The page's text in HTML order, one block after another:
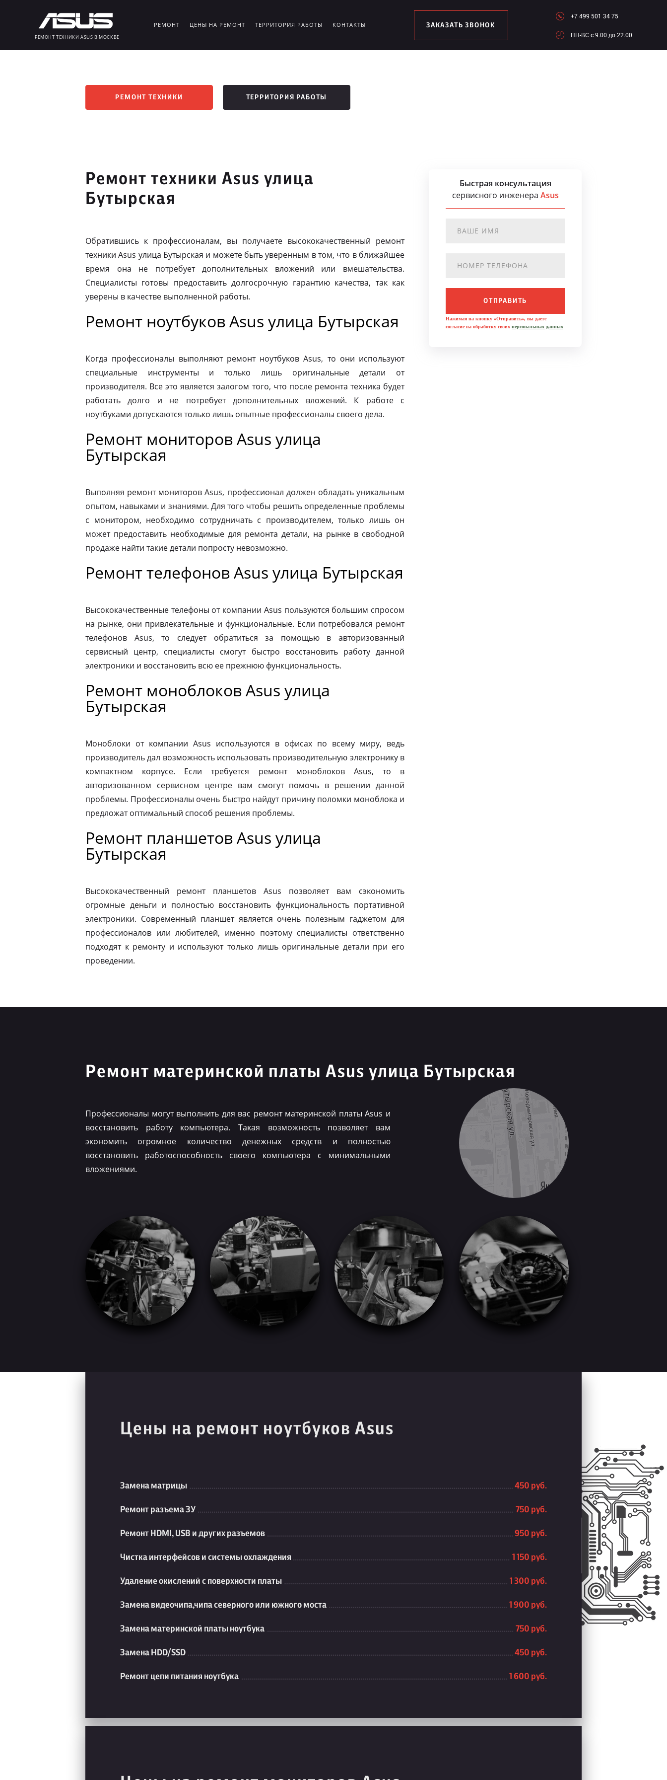
РЕМОНТ ТЕХНИКИ ASUS В МОСКВЕ
РЕМОНТ ЦЕНЫ НА РЕМОНТ ТЕРРИТОРИЯ РАБОТЫ КОНТАКТЫ ЗАКАЗАТЬ ЗВОНОК
+7 499 501 34 75
ПН-ВC c 9.00 до 22.00
РЕМОНТ ТЕХНИКИ ТЕРРИТОРИЯ РАБОТЫ
Ремонт техники Asus улица
Бутырская
Обратившись к профессионалам, вы получаете высококачественный ремонт
техники Asus улица Бутырская и можете быть уверенным в том, что в ближайшее
время она не потребует дополнительных вложений или вмешательства.
Специалисты готовы предоставить долгосрочную гарантию качества, так как
уверены в качестве выполненной работы.
Ремонт ноутбуков Asus улица Бутырская
Когда профессионалы выполняют ремонт ноутбуков Asus, то они используют
специальные инструменты и только лишь оригинальные детали от
производителя. Все это является залогом того, что после ремонта техника будет
работать долго и не потребует дополнительных вложений. К работе с
ноутбуками допускаются только лишь опытные профессионалы своего дела.
Ремонт мониторов Asus улица
Бутырская
Выполняя ремонт мониторов Asus, профессионал должен обладать уникальным
опытом, навыками и знаниями. Для того чтобы решить определенные проблемы
с монитором, необходимо сотрудничать с производителем, только лишь он
может предоставить необходимые для ремонта детали, на рынке в свободной
продаже найти такие детали попросту невозможно.
Ремонт телефонов Asus улица Бутырская
Высококачественные телефоны от компании Asus пользуются большим спросом
на рынке, они привлекательные и функциональные. Если потребовался ремонт
телефонов Asus, то следует обратиться за помощью в авторизованный
сервисный центр, специалисты смогут быстро восстановить работу данной
электроники и восстановить всю ее прежнюю функциональность.
Ремонт моноблоков Asus улица
Бутырская
Моноблоки от компании Asus используются в офисах по всему миру, ведь
производитель дал возможность использовать производительную электронику в
компактном корпусе. Если требуется ремонт моноблоков Asus, то в
авторизованном сервисном центре вам смогут помочь в решении данной
проблемы. Профессионалы очень быстро найдут причину поломки моноблока и
предложат оптимальный способ решения проблемы.
Ремонт планшетов Asus улица
Бутырская
Высококачественный ремонт планшетов Asus позволяет вам сэкономить
огромные деньги и полностью восстановить функциональность портативной
электроники. Современный планшет является очень полезным гаджетом для
профессионалов или любителей, именно поэтому специалисты ответственно
подходят к ремонту и используют только лишь оригинальные детали при его
проведении.
Быстрая консультация
сервисного инженера Asus
ОТПРАВИТЬ
Нажимая на кнопку «Отправить», вы даете
согласие на обработку своих персональных данных
Ремонт материнской платы Asus улица Бутырская
Профессионалы могут выполнить для вас ремонт материнской платы Asus и
восстановить работу компьютера. Такая возможность позволяет вам
экономить огромное количество денежных средств и полностью
восстановить работоспособность своего компьютера с минимальными
вложениями.
Цены на ремонт ноутбуков Asus
Замена матрицы 450 руб.
Ремонт разъема ЗУ 750 руб.
Ремонт HDMI, USB и других разъемов 950 руб.
Чистка интерфейсов и системы охлаждения 1 150 руб.
Удаление окислений с поверхности платы 1 300 руб.
Замена видеочипа,чипа северного или южного моста 1 900 руб.
Замена материнской платы ноутбука 750 руб.
Замена HDD/SSD 450 руб.
Ремонт цепи питания ноутбука 1 600 руб.